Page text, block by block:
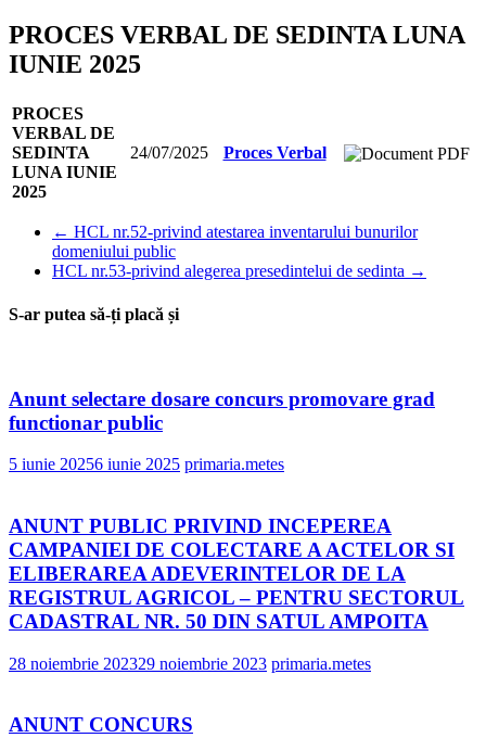
PROCES VERBAL DE SEDINTA LUNA
IUNIE 2025
PROCES
VERBAL DE
SEDINTA
LUNA IUNIE
2025
24/07/2025 Proces Verbal
← HCL nr.52-privind atestarea inventarului bunurilor
domeniului public
HCL nr.53-privind alegerea presedintelui de sedinta →
S-ar putea să-ți placă și
Anunt selectare dosare concurs promovare grad
functionar public
5 iunie 20256 iunie 2025 primaria.metes
ANUNT PUBLIC PRIVIND INCEPEREA
CAMPANIEI DE COLECTARE A ACTELOR SI
ELIBERAREA ADEVERINTELOR DE LA
REGISTRUL AGRICOL – PENTRU SECTORUL
CADASTRAL NR. 50 DIN SATUL AMPOITA
28 noiembrie 202329 noiembrie 2023 primaria.metes
ANUNT CONCURS